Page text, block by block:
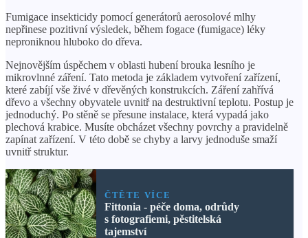
Fumigace insekticidy pomocí generátorů aerosolové mlhy
nepřinese pozitivní výsledek, během fogace (fumigace) léky
neproniknou hluboko do dřeva.
Nejnovějším úspěchem v oblasti hubení brouka lesního je
mikrovlnné záření. Tato metoda je základem vytvoření zařízení,
které zabíjí vše živé v dřevěných konstrukcích. Záření zahřívá
dřevo a všechny obyvatele uvnitř na destruktivní teplotu. Postup je
jednoduchý. Po stěně se přesune instalace, která vypadá jako
plechová krabice. Musíte obcházet všechny povrchy a pravidelně
zapínat zařízení. V této době se chyby a larvy jednoduše smaží
uvnitř struktur.
ČTĚTE VÍCE
Fittonia - péče doma, odrůdy
s fotografiemi, pěstitelská
tajemství